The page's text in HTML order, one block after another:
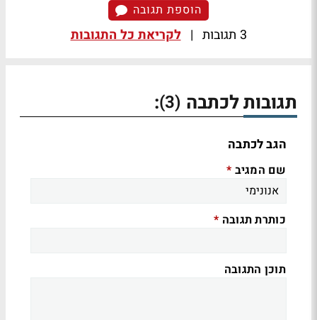
הוספת תגובה
3 תגובות | לקריאת כל התגובות
תגובות לכתבה (3)
:
הגב לכתבה
שם המגיב *
כותרת תגובה *
תוכן התגובה